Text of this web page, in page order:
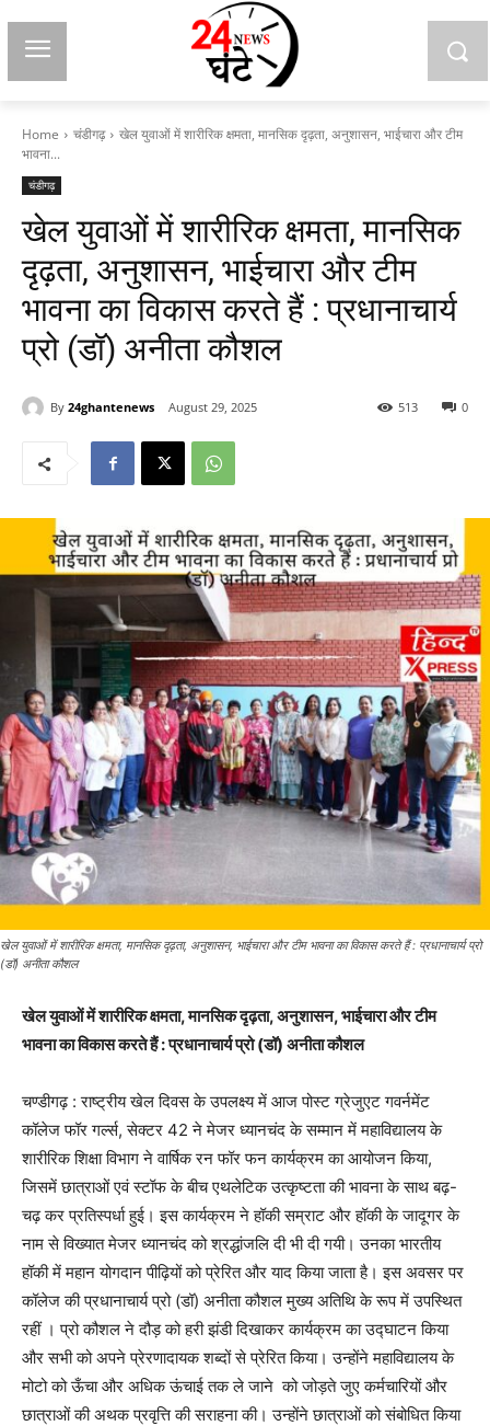
Home चंडीगढ़
खेल युवाओं में शारीरिक क्षमता, मानसिक दृढ़ता, अनुशासन, भाईचारा और टीम
भावना...
चंडीगढ़
खेल युवाओं में शारीरिक क्षमता, मानसिक
दृढ़ता, अनुशासन, भाईचारा और टीम
भावना का विकास करते हैं : प्रधानाचार्य
प्रो (डॉ) अनीता कौशल
By 24ghantenews August 29, 2025 0
513
खेल युवाओं में शारीरिक क्षमता, मानसिक दृढ़ता, अनुशासन, भाईचारा और टीम भावना का विकास करते हैं : प्रधानाचार्य प्रो
(डॉ) अनीता कौशल
खेल युवाओं में शारीरिक क्षमता, मानसिक दृढ़ता, अनुशासन, भाईचारा और टीम
भावना का विकास करते हैं : प्रधानाचार्य प्रो (डॉ) अनीता कौशल
चण्डीगढ़ : राष्ट्रीय खेल दिवस के उपलक्ष्य में आज पोस्ट ग्रेजुएट गवर्नमेंट
कॉलेज फॉर गर्ल्स, सेक्टर 42 ने मेजर ध्यानचंद के सम्मान में महाविद्यालय के
शारीरिक शिक्षा विभाग ने वार्षिक रन फॉर फन कार्यक्रम का आयोजन किया,
जिसमें छात्राओं एवं स्टॉफ के बीच एथलेटिक उत्कृष्टता की भावना के साथ बढ़-
चढ़ कर प्रतिस्पर्धा हुई। इस कार्यक्रम ने हॉकी सम्राट और हॉकी के जादूगर के
नाम से विख्यात मेजर ध्यानचंद को श्रद्धांजलि दी भी दी गयी। उनका भारतीय
हॉकी में महान योगदान पीढ़ियों को प्रेरित और याद किया जाता है। इस अवसर पर
कॉलेज की प्रधानाचार्य प्रो (डॉ) अनीता कौशल मुख्य अतिथि के रूप में उपस्थित
रहीं । प्रो कौशल ने दौड़ को हरी झंडी दिखाकर कार्यक्रम का उद्घाटन किया
और सभी को अपने प्रेरणादायक शब्दों से प्रेरित किया। उन्होंने महाविद्यालय के
मोटो को ऊँचा और अधिक ऊंचाई तक ले जाने को जोड़ते जुए कर्मचारियों और
छात्राओं की अथक प्रवृत्ति की सराहना की। उन्होंने छात्राओं को संबोधित किया